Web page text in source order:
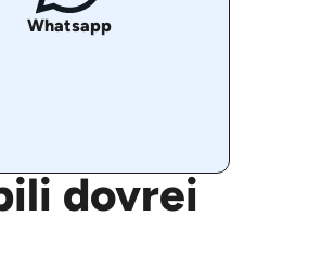
Whatsapp
dovrei